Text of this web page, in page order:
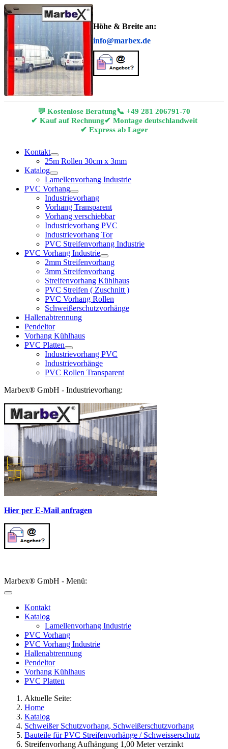
Höhe & Breite an:
info@marbex.de
💬 Kostenlose Beratung📞 +49 281 206791-70
✔ Kauf auf Rechnung✔ Montage deutschlandweit
✔ Express ab Lager
Kontakt
25m Rollen 30cm x 3mm
Katalog
Lamellenvorhang Industrie
PVC Vorhang
Industrievorhang
Vorhang Transparent
Vorhang verschiebbar
Industrievorhang PVC
Industrievorhang Tor
PVC Streifenvorhang Industrie
PVC Vorhang Industrie
2mm Streifenvorhang
3mm Streifenvorhang
Streifenvorhang Kühlhaus
PVC Streifen ( Zuschnitt )
PVC Vorhang Rollen
Schweißerschutzvorhänge
Hallenabtrennung
Pendeltor
Vorhang Kühlhaus
PVC Platten
Industrievorhang PVC
Industrievorhänge
PVC Rollen Transparent
Marbex® GmbH - Industrievorhang:
Hier per E-Mail anfragen
Marbex® GmbH - Menü:
Kontakt
Katalog
Lamellenvorhang Industrie
PVC Vorhang
PVC Vorhang Industrie
Hallenabtrennung
Pendeltor
Vorhang Kühlhaus
PVC Platten
Aktuelle Seite:
Home
Katalog
Schweißer Schutzvorhang, Schweißerschutzvorhang
Bauteile für PVC Streifenvorhänge / Schweisserschutz
Streifenvorhang Aufhängung 1,00 Meter verzinkt